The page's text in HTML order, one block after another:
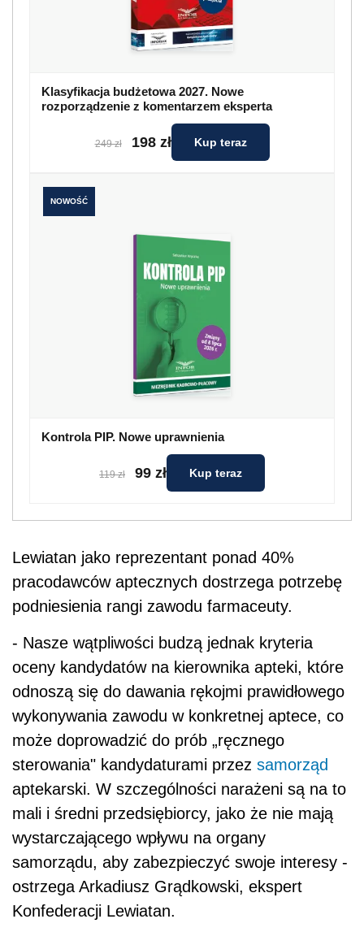
Klasyfikacja budżetowa 2027. Nowe
rozporządzenie z komentarzem eksperta
249 zł 198 zł Kup teraz
NOWOŚĆ
Kontrola PIP. Nowe uprawnienia
119 zł 99 zł Kup teraz
Lewiatan jako reprezentant ponad 40%
pracodawców aptecznych dostrzega potrzebę
podniesienia rangi zawodu farmaceuty.
- Nasze wątpliwości budzą jednak kryteria
oceny kandydatów na kierownika apteki, które
odnoszą się do dawania rękojmi prawidłowego
wykonywania zawodu w konkretnej aptece, co
może doprowadzić do prób „ręcznego
sterowania" kandydaturami przez samorząd
aptekarski. W szczególności narażeni są na to
mali i średni przedsiębiorcy, jako że nie mają
wystarczającego wpływu na organy
samorządu, aby zabezpieczyć swoje interesy -
ostrzega Arkadiusz Grądkowski, ekspert
Konfederacji Lewiatan.